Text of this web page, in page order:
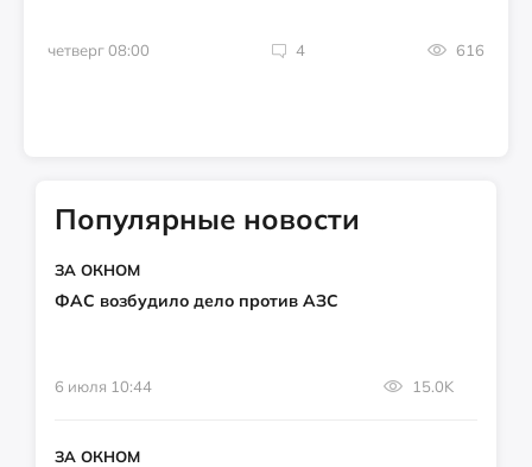
четверг 08:00 4 616
Популярные новости
ЗА ОКНОМ
ФАС возбудило дело против АЗС
6 июля 10:44 15.0K
ЗА ОКНОМ